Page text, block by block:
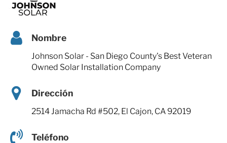
Nombre
Johnson Solar - San Diego County's Best Veteran
Owned Solar Installation Company
Dirección
2514 Jamacha Rd #502, El Cajon, CA 92019
Teléfono